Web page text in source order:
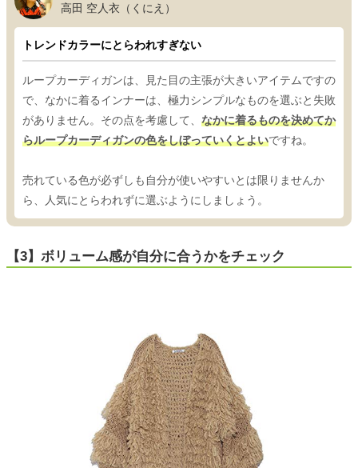
高田 空人衣（くにえ）
トレンドカラーにとらわれすぎない
ループカーディガンは、見た目の主張が大きいアイテムですの
で、なかに着るインナーは、極力シンプルなものを選ぶと失敗
がありません。その点を考慮して、 なかに着るものを決めてか
らループカーディガンの色をしぼっていくとよいですね。
売れている色が必ずしも自分が使いやすいとは限りませんか
ら、人気にとらわれずに選ぶようにしましょう。
【3】ボリューム感が自分に合うかをチェック